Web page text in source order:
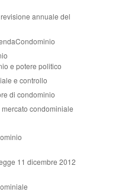
annuale del
e potere politico
e controllo
di condominio
condominiale
11 dicembre 2012